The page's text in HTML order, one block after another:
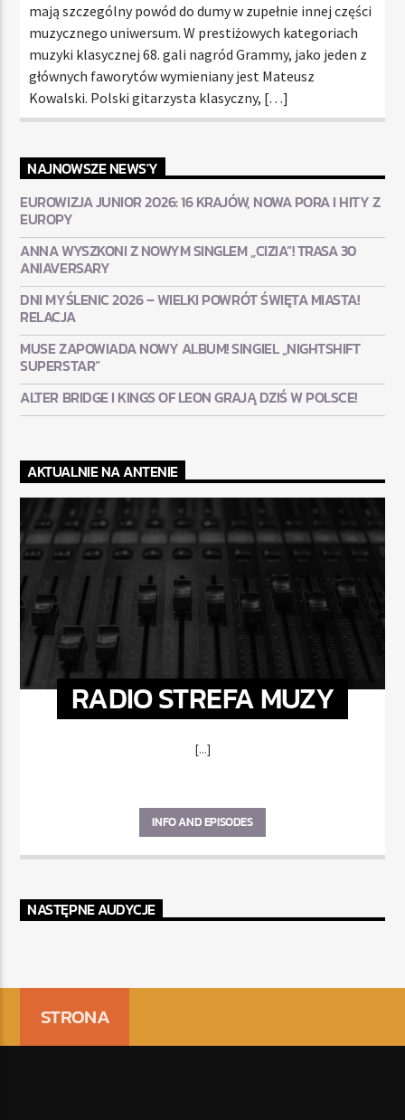
mają szczególny powód do dumy w zupełnie innej części
muzycznego uniwersum. W prestiżowych kategoriach
muzyki klasycznej 68. gali nagród Grammy, jako jeden z
głównych faworytów wymieniany jest Mateusz
Kowalski. Polski gitarzysta klasyczny, […]
NAJNOWSZE NEWS'Y
EUROWIZJA JUNIOR 2026: 16 KRAJÓW, NOWA PORA I HITY Z
EUROPY
ANNA WYSZKONI Z NOWYM SINGLEM „CIZIA”! TRASA 30
ANIAVERSARY
DNI MYŚLENIC 2026 – WIELKI POWRÓT ŚWIĘTA MIASTA!
RELACJA
MUSE ZAPOWIADA NOWY ALBUM! SINGIEL „NIGHTSHIFT
SUPERSTAR”
ALTER BRIDGE I KINGS OF LEON GRAJĄ DZIŚ W POLSCE!
AKTUALNIE NA ANTENIE
RADIO STREFA MUZY
[...]
INFO AND EPISODES
NASTĘPNE AUDYCJE
STRONA